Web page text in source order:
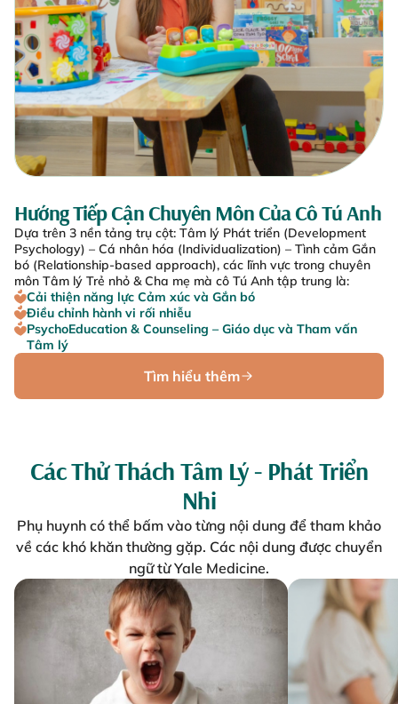
Hướng Tiếp Cận Chuyên Môn Của Cô Tú Anh
Dựa trên 3 nền tảng trụ cột: Tâm lý Phát triển (Development
Psychology) – Cá nhân hóa (Individualization) – Tình cảm Gắn
bó (Relationship-based approach), các lĩnh vực trong chuyên
môn Tâm lý Trẻ nhỏ & Cha mẹ mà cô Tú Anh tập trung là:
Cải thiện năng lực Cảm xúc và Gắn bó
Điều chỉnh hành vi rối nhiễu
PsychoEducation & Counseling – Giáo dục và Tham vấn
Tâm lý
Tìm hiểu thêm
Các Thử Thách Tâm Lý - Phát Triển
Nhi
Phụ huynh có thể bấm vào từng nội dung để tham khảo
về các khó khăn thường gặp. Các nội dung được chuyển
ngữ từ Yale Medicine.